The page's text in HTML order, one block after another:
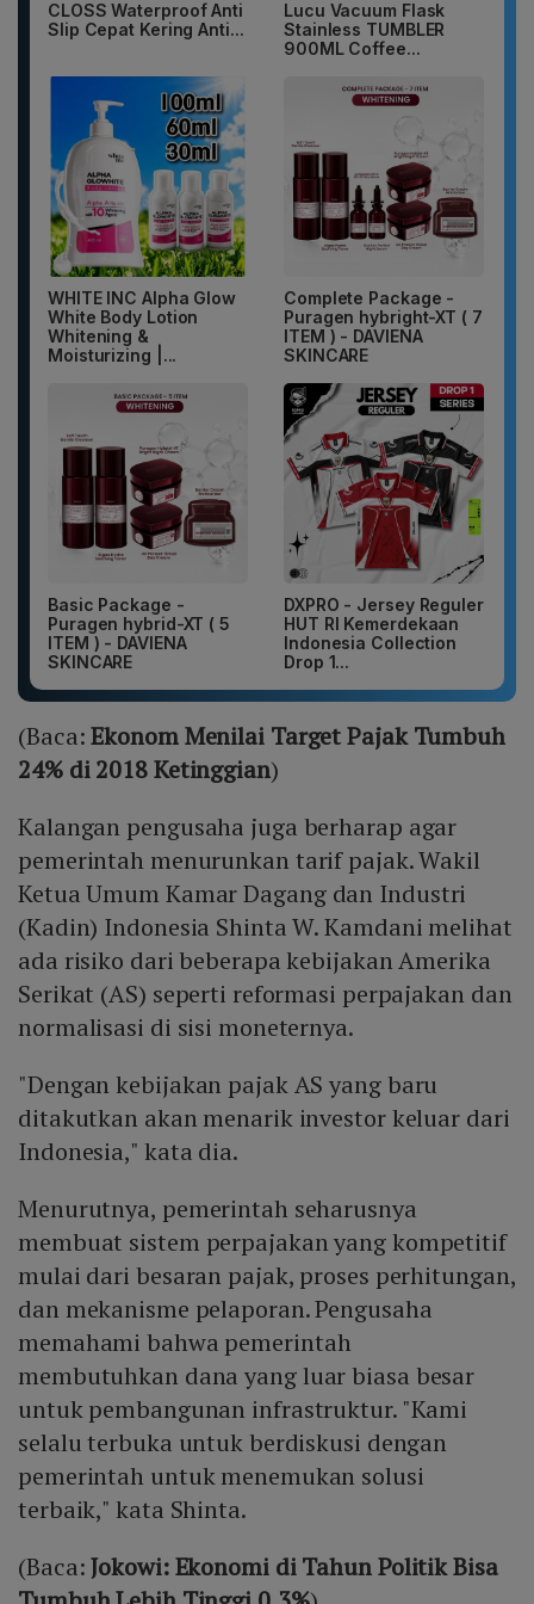
CLOSS Waterproof Anti
Slip Cepat Kering Anti...
Lucu Vacuum Flask
Stainless TUMBLER
900ML Coffee...
WHITE INC Alpha Glow
White Body Lotion
Whitening &
Moisturizing |...
Complete Package -
Puragen hybright-XT ( 7
ITEM ) - DAVIENA
SKINCARE
Basic Package -
Puragen hybrid-XT ( 5
ITEM ) - DAVIENA
SKINCARE
DXPRO - Jersey Reguler
HUT RI Kemerdekaan
Indonesia Collection
Drop 1...
(Baca:Ekonom Menilai Target Pajak Tumbuh
24% di 2018 Ketinggian)
Kalangan pengusaha juga berharap agar
pemerintah menurunkan tarif pajak. Wakil
Ketua Umum Kamar Dagang dan Industri
(Kadin) Indonesia Shinta W. Kamdani melihat
ada risiko dari beberapa kebijakan Amerika
Serikat (AS) seperti reformasi perpajakan dan
normalisasi di sisi moneternya.
"Dengan kebijakan pajak AS yang baru
ditakutkan akan menarik investor keluar dari
Indonesia," kata dia.
Menurutnya, pemerintah seharusnya
membuat sistem perpajakan yang kompetitif
mulai dari besaran pajak, proses perhitungan,
dan mekanisme pelaporan. Pengusaha
memahami bahwa pemerintah
membutuhkan dana yang luar biasa besar
untuk pembangunan infrastruktur. "Kami
selalu terbuka untuk berdiskusi dengan
pemerintah untuk menemukan solusi
terbaik," kata Shinta.
(Baca:Jokowi: Ekonomi di Tahun Politik Bisa